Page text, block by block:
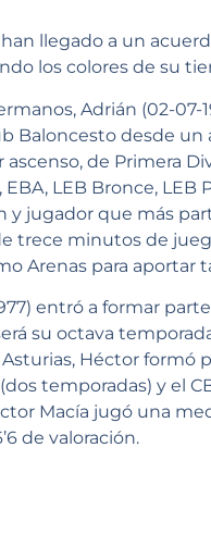
llegado a un
los colores de su
Adrián (02-
Baloncesto desde
de Primera
EBA, LEB Bronce,
y jugador que más
trece minutos de
Arenas para
entró a formar
su octava
Héctor formó
temporadas) y el
Macía jugó una
de valoración.